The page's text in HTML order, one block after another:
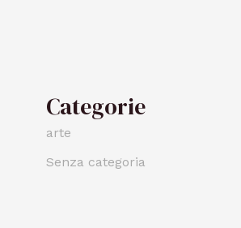
Categorie
arte
Senza categoria